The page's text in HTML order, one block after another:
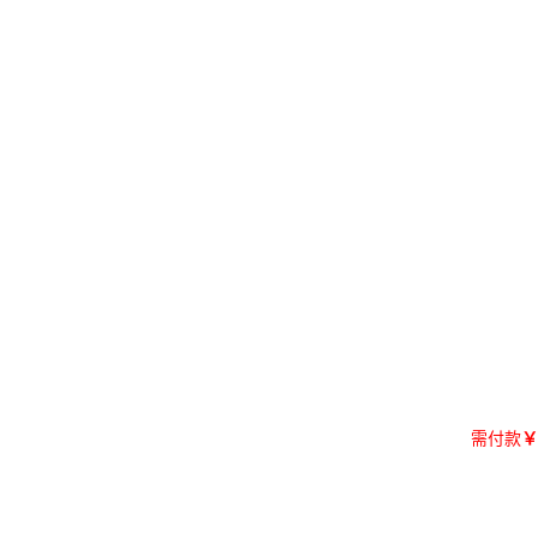
需付款￥